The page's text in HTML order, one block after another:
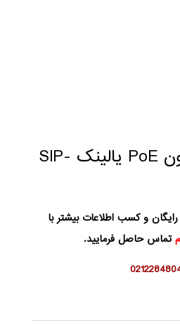
گوشی آی پی فون PoE یالینک SIP-
و کسب اطلاعات بیشتر با
تماس حاصل فرمایید.